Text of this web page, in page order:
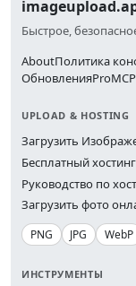
Быстрое,
AboutПолитика
ОбновленияPro
UPLOAD & HOSTING
Загрузить
Бесплатный
Руководство по
Загрузить фото
PNG JPG WebP
ИНСТРУМЕНТЫ